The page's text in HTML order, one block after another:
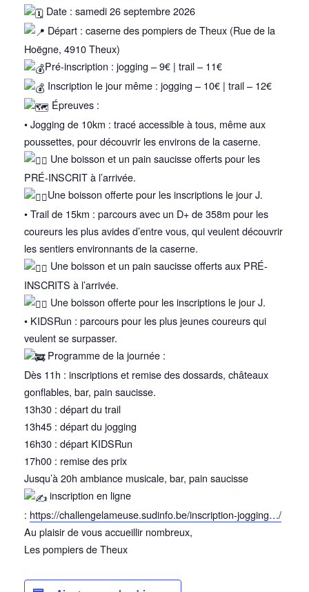
Date : samedi 26 septembre 2026
Départ : caserne des pompiers de Theux (Rue de la
Hoëgne, 4910 Theux)
Pré-inscription : jogging – 9€ | trail – 11€
Inscription le jour même : jogging – 10€ | trail – 12€
Épreuves :
• Jogging de 10km : tracé accessible à tous, même aux
poussettes, pour découvrir les environs de la caserne.
Une boisson et un pain saucisse offerts pour les
PRÉ-INSCRIT à l’arrivée.
Une boisson offerte pour les inscriptions le jour J.
• Trail de 15km : parcours avec un D+ de 358m pour les
coureurs les plus avides d’entre vous, qui veulent découvrir
les sentiers environnants de la caserne.
Une boisson et un pain saucisse offerts aux PRÉ-
INSCRITS à l’arrivée.
Une boisson offerte pour les inscriptions le jour J.
• KIDSRun : parcours pour les plus jeunes coureurs qui
veulent se surpasser.
Programme de la journée :
Dès 11h : inscriptions et remise des dossards, châteaux
gonflables, bar, pain saucisse.
13h30 : départ du trail
13h45 : départ du jogging
16h30 : départ KIDSRun
17h00 : remise des prix
Jusqu’à 20h ambiance musicale, bar, pain saucisse
inscription en ligne
: https://challengelameuse.sudinfo.be/inscription-jogging…/
Au plaisir de vous accueillir nombreux,
Les pompiers de Theux